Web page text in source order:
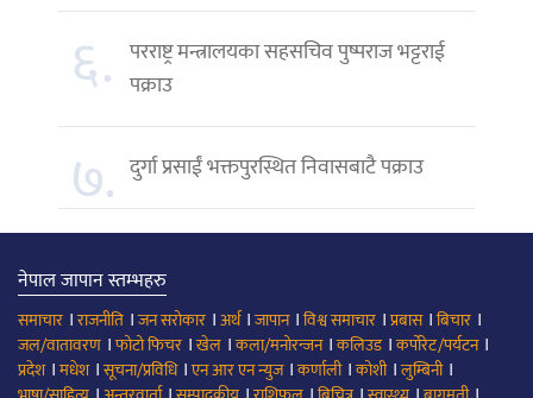
६. परराष्ट्र मन्त्रालयका सहसचिव पुष्पराज भट्टराई
पक्राउ
७. दुर्गा प्रसाईं भक्तपुरस्थित निवासबाटै पक्राउ
नेपाल जापान स्तम्भहरु
समाचार ।राजनीति ।जन सरोकार ।अर्थ।जापान।विश्व समाचार ।प्रबास।बिचार ।
जल/वातावरण ।फोटो फिचर ।खेल ।कला/मनोरन्जन।कलिउड।कर्पोरेट/पर्यटन।
प्रदेश।मधेश।सूचना/प्रविधि।एन आर एन न्युज।कर्णाली।कोशी।लुम्बिनी।